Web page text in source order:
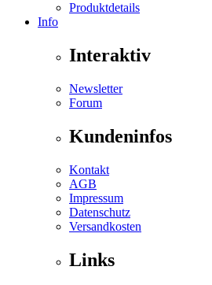
Produktdetails
Info
Interaktiv
Newsletter
Forum
Kundeninfos
Kontakt
AGB
Impressum
Datenschutz
Versandkosten
Links